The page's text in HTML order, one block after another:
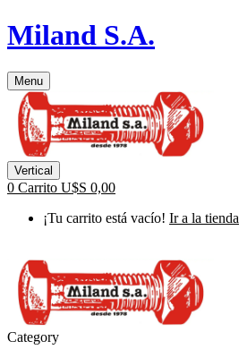
Miland S.A.
Menu
Vertical
0 Carrito U$S 0,00
¡Tu carrito está vacío! Ir a la tienda
Category